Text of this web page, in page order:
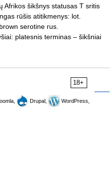
Afrikos šikšnys statusas T sritis
rūšis atitikmenys: lot.
serotine rus.
platesnis terminas – šikšniai
18+
Drupal,
WordPress,